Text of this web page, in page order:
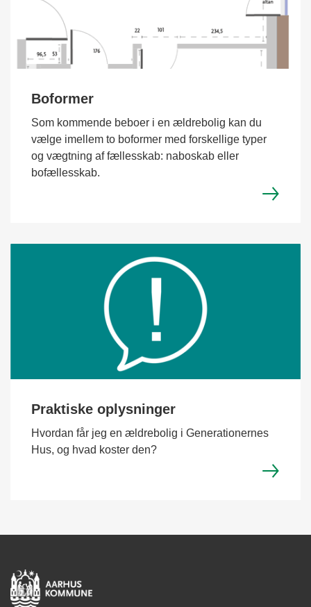
Boformer
Som kommende beboer i en ældrebolig kan du
vælge imellem to boformer med forskellige typer
og vægtning af fællesskab: naboskab eller
bofællesskab.
Praktiske oplysninger
Hvordan får jeg en ældrebolig i Generationernes
Hus, og hvad koster den?